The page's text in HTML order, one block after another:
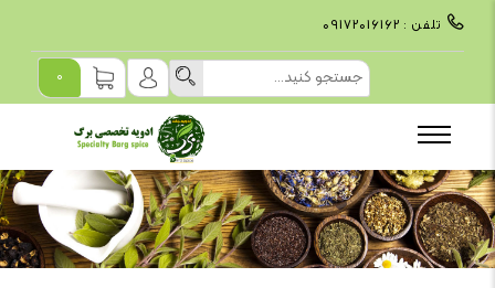
تلفن : 09172016162
0